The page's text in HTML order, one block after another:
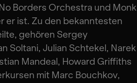
Borders Orchestra und Monk
er ist. Zu den bekanntesten
gehören Sergey
Soltani, Julian Schtekel, Narek
Mandeal, Howard Griffiths
mit Marc Bouchkov,